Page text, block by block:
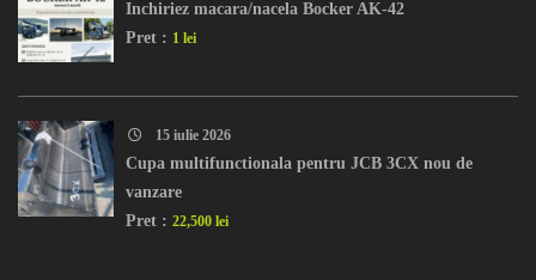
Inchiriez macara/nacela Bocker AK-42
Pret : 1 lei
15 iulie 2026
Cupa multifunctionala pentru JCB 3CX nou de
vanzare
Pret : 22,500 lei